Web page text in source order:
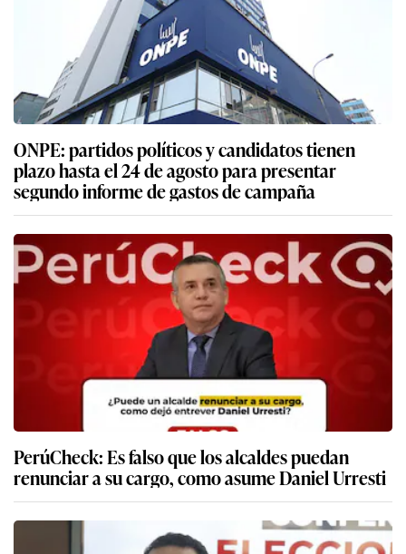
ONPE: partidos políticos y candidatos tienen
plazo hasta el 24 de agosto para presentar
segundo informe de gastos de campaña
PerúCheck: Es falso que los alcaldes puedan
renunciar a su cargo, como asume Daniel Urresti